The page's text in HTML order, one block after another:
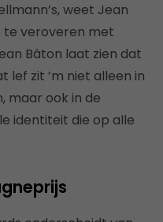
weet Jean
te veroveren met
Bâton laat zien dat
lef zit ’m niet alleen in
maar ook in de
identiteit die op alle